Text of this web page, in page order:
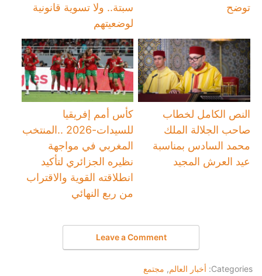
توضح
سبتة.. ولا تسوية قانونية
لوضعيتهم
النص الكامل لخطاب
صاحب الجلالة الملك
محمد السادس بمناسبة
عيد العرش المجيد
كأس أمم إفريقيا
للسيدات-2026 ..المنتخب
المغربي في مواجهة
نظيره الجزائري لتأكيد
انطلاقته القوية والاقتراب
من ربع النهائي
Leave a Comment
Categories: أخبار العالم, مجتمع